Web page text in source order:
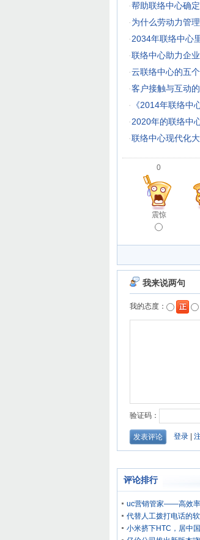
·帮助联络中心确
·为什么劳动力管
·2034年联络中心
·联络中心助力企
·云联络中心的五
·客户接触与互动
· 《2014年联络中
·2020年的联络中
·联络中心现代化
0
震惊
评论排行
uc营销管家——高效
代替人工拨打电话的
小米挤下HTC，居中